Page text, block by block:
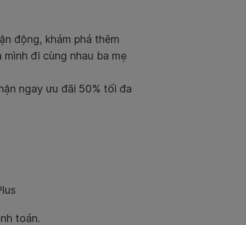
động, khám phá thêm
đi cùng nhau ba mẹ
ngay ưu đãi 50% tối đa
toán.